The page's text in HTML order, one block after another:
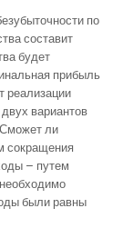
по
составит
будет
прибыль
реализации
вариантов
ли
сокращения
– путем
были равны